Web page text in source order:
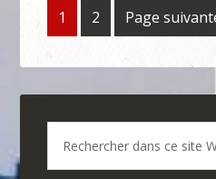
1 2 Page